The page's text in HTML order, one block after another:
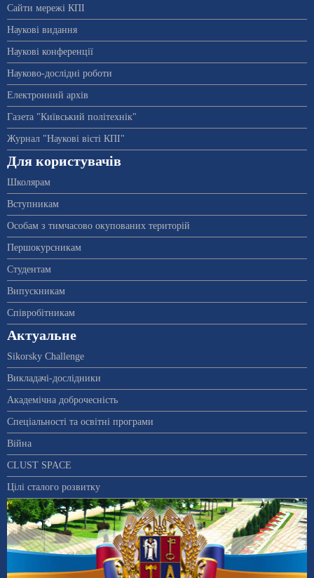
Сайти мережі КПІ
Наукові видання
Наукові конференції
Науково-дослідні роботи
Електронний архів
Газета "Київський політехнік"
Журнал "Наукові вісті КПІ"
Для користувачів
Школярам
Вступникам
Особам з тимчасово окупованих територій
Першокурсникам
Студентам
Випускникам
Співробітникам
Актуальне
Sikorsky Challenge
Викладачі-дослідники
Академічна доброчесність
Спеціальності та освітні програми
Війна
CLUST SPACE
Цілі сталого розвитку